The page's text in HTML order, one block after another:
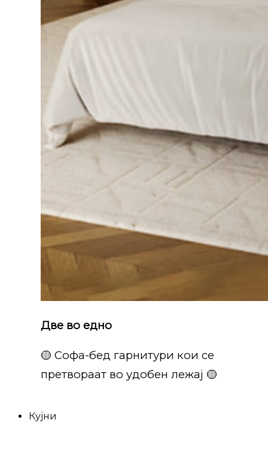
Две во едно
🟡 Софа-бед гарнитури кои се
претвораат во удобен лежај 🟡
Кујни